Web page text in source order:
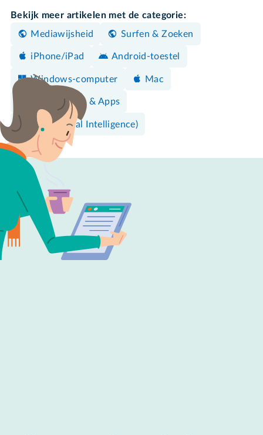
Bekijk meer artikelen met de categorie:
Mediawijsheid
Surfen & Zoeken
iPhone/iPad Android-toestel
Windows-computer Mac
Programma's & Apps
AI (Artificial Intelligence)